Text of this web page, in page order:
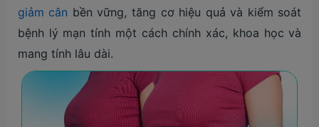
giảm cân bền vững, tăng cơ hiệu quả và kiểm soát
bệnh lý mạn tính một cách chính xác, khoa học và
mang tính lâu dài.